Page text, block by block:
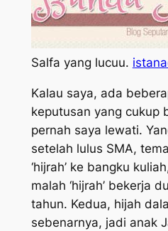
Salfa yang lucuu.
Kalau saya, ada
keputusan yang cukup
pernah saya lewati.
setelah lulus SMA,
‘hijrah’ ke bangku
malah ‘hijrah’ bekerja
tahun. Kedua, hijah
sebenarnya, jadi anak